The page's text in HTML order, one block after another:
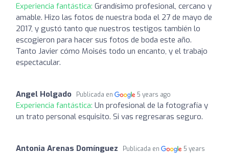
Experiencia fantástica: Grandísimo profesional, cercano y
amable. Hizo las fotos de nuestra boda el 27 de mayo de
2017, y gustó tanto que nuestros testigos también lo
escogieron para hacer sus fotos de boda este año.
Tanto Javier cómo Moisés todo un encanto, y el trabajo
espectacular.
Angel Holgado Publicada en 5 years ago
Experiencia fantástica: Un profesional de la fotografía y
un trato personal esquisito. Si vas regresaras seguro.
Antonia Arenas Domínguez Publicada en
5 years